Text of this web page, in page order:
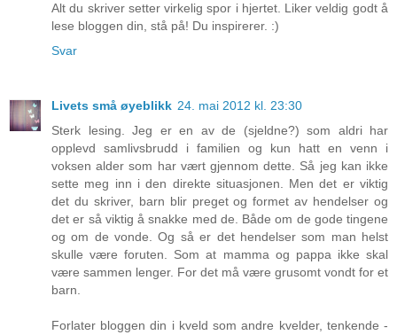
Alt du skriver setter virkelig spor i hjertet. Liker veldig godt å
lese bloggen din, stå på! Du inspirerer. :)
Svar
Livets små øyeblikk 24. mai 2012 kl. 23:30
Sterk lesing. Jeg er en av de (sjeldne?) som aldri har
opplevd samlivsbrudd i familien og kun hatt en venn i
voksen alder som har vært gjennom dette. Så jeg kan ikke
sette meg inn i den direkte situasjonen. Men det er viktig
det du skriver, barn blir preget og formet av hendelser og
det er så viktig å snakke med de. Både om de gode tingene
og om de vonde. Og så er det hendelser som man helst
skulle være foruten. Som at mamma og pappa ikke skal
være sammen lenger. For det må være grusomt vondt for et
barn.
Forlater bloggen din i kveld som andre kvelder, tenkende -